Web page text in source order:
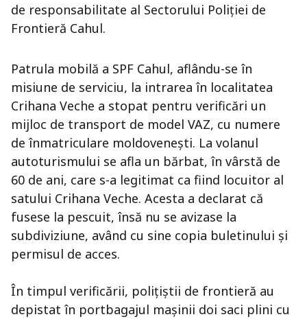
de responsabilitate al Sectorului Poliției de
Frontieră Cahul.
Patrula mobilă a SPF Cahul, aflându-se în
misiune de serviciu, la intrarea în localitatea
Crihana Veche a stopat pentru verificări un
mijloc de transport de model VAZ, cu numere
de înmatriculare moldovenești. La volanul
autoturismului se afla un bărbat, în vârstă de
60 de ani, care s-a legitimat ca fiind locuitor al
satului Crihana Veche. Acesta a declarat că
fusese la pescuit, însă nu se avizase la
subdiviziune, având cu sine copia buletinului și
permisul de acces.
În timpul verificării, polițiștii de frontieră au
depistat în portbagajul mașinii doi saci plini cu